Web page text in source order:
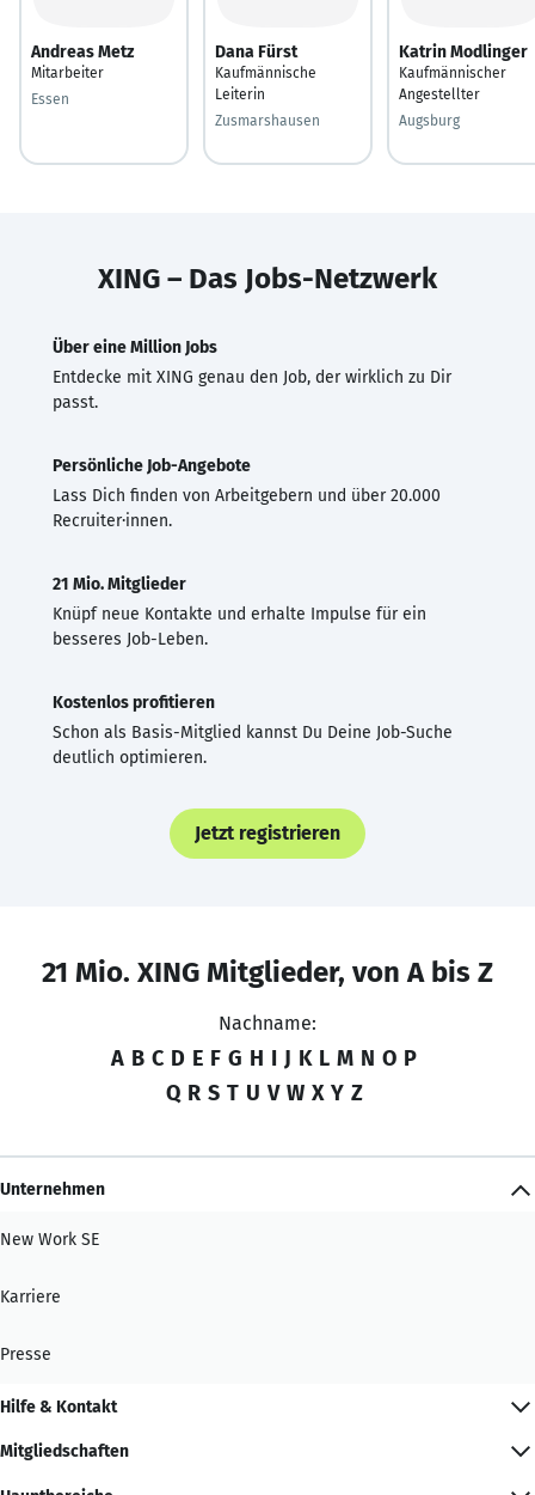
Andreas Metz
Mitarbeiter
Essen
Dana Fürst
Kaufmännische
Leiterin
Zusmarshausen
Katrin Modlinger
Kaufmännischer
Angestellter
Augsburg
XING – Das Jobs-Netzwerk
Über eine Million Jobs
Entdecke mit XING genau den Job, der wirklich zu Dir
passt.
Persönliche Job-Angebote
Lass Dich finden von Arbeitgebern und über 20.000
Recruiter·innen.
21 Mio. Mitglieder
Knüpf neue Kontakte und erhalte Impulse für ein
besseres Job-Leben.
Kostenlos profitieren
Schon als Basis-Mitglied kannst Du Deine Job-Suche
deutlich optimieren.
Jetzt registrieren
21 Mio. XING Mitglieder, von A bis Z
Nachname:
A B C D E F G H I J K L M N O P
Q R S T U V W X Y Z
Unternehmen
New Work SE
Karriere
Presse
Hilfe & Kontakt
Mitgliedschaften